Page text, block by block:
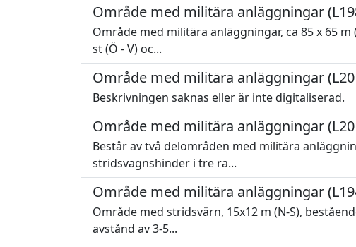
Område med militära anläggningar
Område med militära anläggningar, ca 85 x 65
st (Ö - V) oc...
Område med militära anläggningar
Beskrivningen saknas eller är inte digitaliserad.
Område med militära anläggningar
Består av två delområden med militära
stridsvagnshinder i tre ra...
Område med militära anläggningar
Område med stridsvärn, 15x12 m (N-S),
avstånd av 3-5...